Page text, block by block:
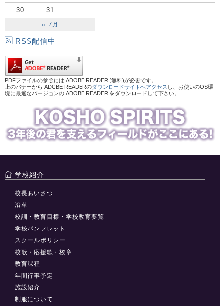
« 7月
30 31
RSS配信中
PDFファイルの参照には ADOBE READER (無料)が必要です。
上のバナーから ADOBE READERのダウンロードサイトへアクセス し、お使いのOS環
境に最適なバージョンの ADOBE READER をダウンロードして下さい。
学校紹介
校長あいさつ
沿革
校訓・教育目標・学校教育要覧
学校パンフレット
スクールポリシー
校歌・応援歌・校章
教育課程
年間行事予定
施設紹介
制服について